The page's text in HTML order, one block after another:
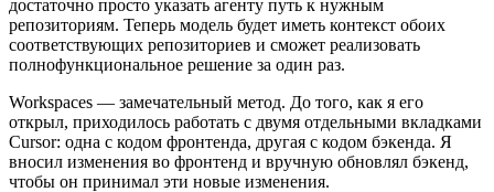
достаточно просто указать агенту путь к нужным
репозиториям. Теперь модель будет иметь контекст обоих
соответствующих репозиториев и сможет реализовать
полнофункциональное решение за один раз.
Workspaces — замечательный метод. До того, как я его
открыл, приходилось работать с двумя отдельными вкладками
Cursor: одна с кодом фронтенда, другая с кодом бэкенда. Я
вносил изменения во фронтенд и вручную обновлял бэкенд,
чтобы он принимал эти новые изменения.